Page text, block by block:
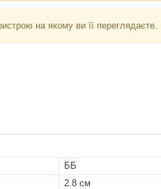
на якому ви її
ББ
2.8 см